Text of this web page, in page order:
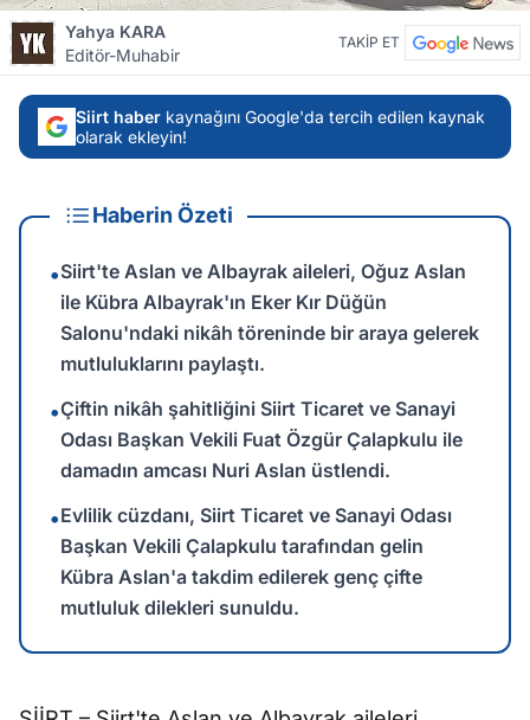
Yahya KARA
Editör-Muhabir
TAKİP ET
Siirt haber kaynağını Google'da tercih edilen kaynak
olarak ekleyin!
Haberin Özeti
•Siirt'te Aslan ve Albayrak aileleri, Oğuz Aslan
ile Kübra Albayrak'ın Eker Kır Düğün
Salonu'ndaki nikâh töreninde bir araya gelerek
mutluluklarını paylaştı.
•Çiftin nikâh şahitliğini Siirt Ticaret ve Sanayi
Odası Başkan Vekili Fuat Özgür Çalapkulu ile
damadın amcası Nuri Aslan üstlendi.
•Evlilik cüzdanı, Siirt Ticaret ve Sanayi Odası
Başkan Vekili Çalapkulu tarafından gelin
Kübra Aslan'a takdim edilerek genç çifte
mutluluk dilekleri sunuldu.